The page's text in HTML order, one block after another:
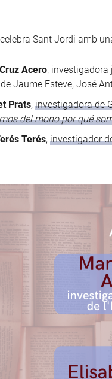
celebra Sant Jordi amb
Acero, investigadora
Jaume Esteve, José
Prats, investigadora de
del mono por qué
Terés, investigador